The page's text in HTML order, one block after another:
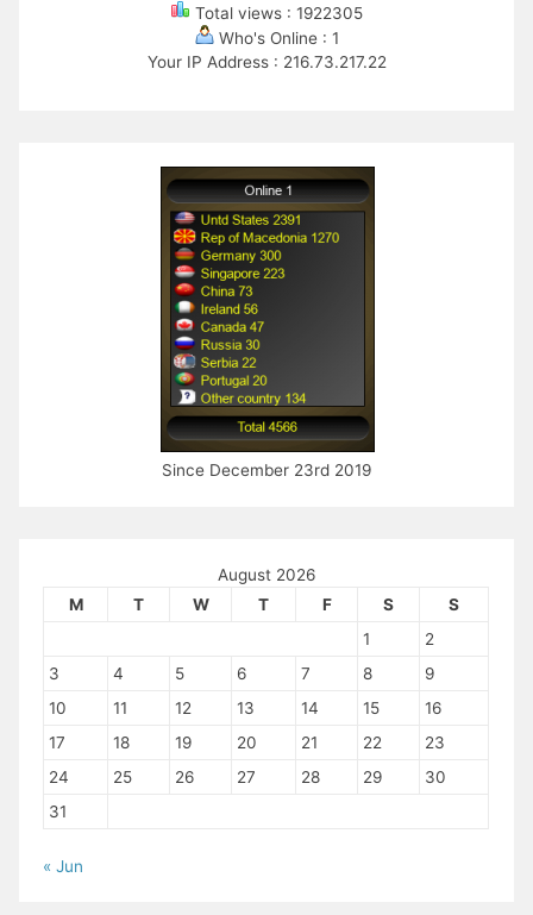
Total views : 1922305
Who's Online : 1
Your IP Address : 216.73.217.22
Since December 23rd 2019
August 2026
M
T W T F S
S
1
2
3
4 5 6 7 8
9
10
11 12 13 14 15
16
17
18 19 20 21 22
23
24
25 26 27 28 29
30
31
« Jun